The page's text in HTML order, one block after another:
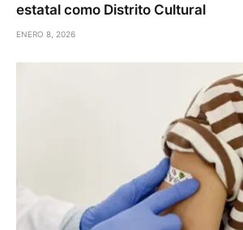
estatal como Distrito Cultural
ENERO 8, 2026